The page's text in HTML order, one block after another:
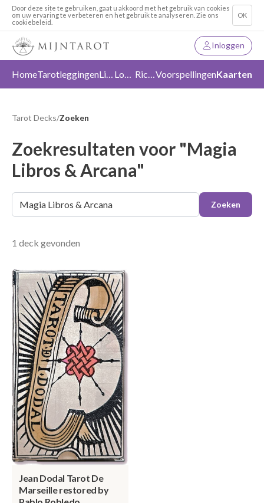
Door deze site te gebruiken, gaat u akkoord met het gebruik van cookies
om uw ervaring te verbeteren en het gebruik te analyseren. Zie ons
cookiebeleid.
OK
Inloggen
HomeTarotleggingen Liefde Loslaten RichtingVoorspellingenKaarten
Tarot Decks/Zoeken
Zoekresultaten voor "Magia
Libros & Arcana"
Zoeken
1 deck gevonden
Jean Dodal Tarot De
Marseille restored by